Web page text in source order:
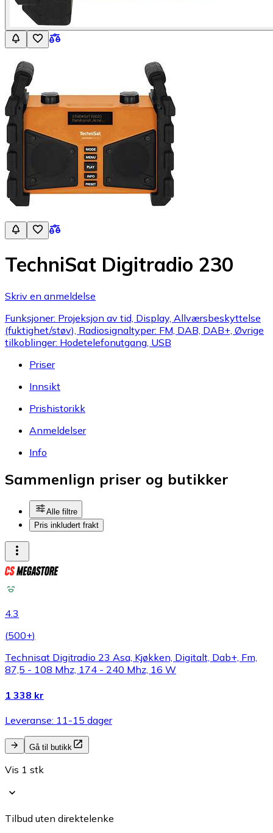
TechniSat Digitradio 230
Skriv en anmeldelse
Funksjoner: Projeksjon av tid, Display, Allværsbeskyttelse
(fuktighet/støv), Radiosignaltyper: FM, DAB, DAB+, Øvrige
tilkoblinger: Hodetelefonutgang, USB
Priser
Innsikt
Prishistorikk
Anmeldelser
Info
Sammenlign priser og butikker
Alle filtre
Pris inkludert frakt
4.3
(500+)
Technisat Digitradio 23 Asa, Kjøkken, Digitalt, Dab+, Fm,
87,5 - 108 Mhz, 174 - 240 Mhz, 16 W
1 338 kr
Leveranse: 11-15 dager
Gå til butikk
Vis 1 stk
Tilbud uten direktelenke